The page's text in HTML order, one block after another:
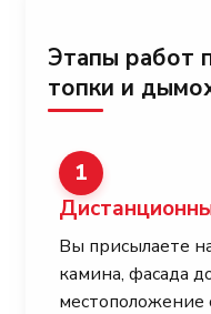
Этапы работ
топки и
1
Вы присылаете
камина, фасада
местоположение